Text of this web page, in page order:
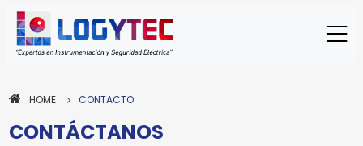
HOME CONTACTO
CONTÁCTANOS